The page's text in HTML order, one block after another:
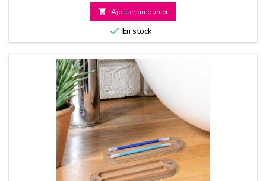
de
base
 Ajouter au panier
 En stock